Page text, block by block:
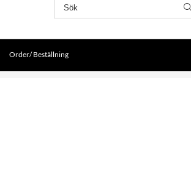
Order/ Beställning